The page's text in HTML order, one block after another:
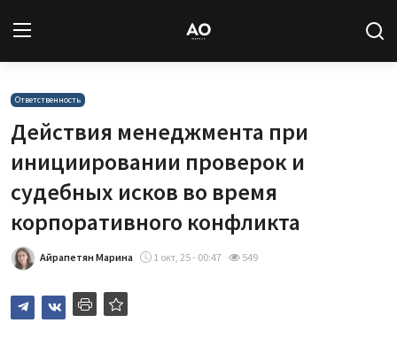
Вход
Новости
Статьи
Авторы
База знаний
Ответственность
Действия менеджмента при
инициировании проверок и
судебных исков во время
корпоративного конфликта
Айрапетян Марина 1 окт, 25 - 00:47 549